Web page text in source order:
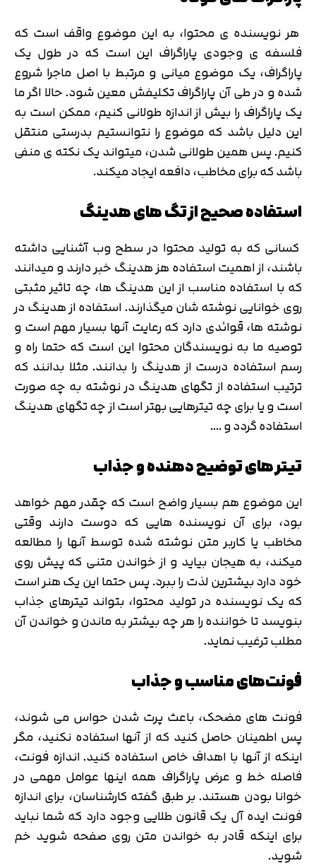
هر نویسنده ی محتوا، به این موضوع واقف است که
فلسفه ی وجودی پاراگراف این است که در طول یک
پاراگراف، یک موضوع میانی و مرتبط با اصل ماجرا شروع
شده و در طی آن پاراگراف تکلیفش معین شود. حالا اگر ما
یک پاراگراف را بیش از اندازه طولانی کنیم، ممکن است به
این دلیل باشد که موضوع را نتوانستیم بدرستی منتقل
کنیم. پس همین طولانی شدن، میتواند یک نکته ی منفی
باشد که برای مخاطب، دافعه ایجاد میکند.
استفاده صحیح از تگ های هدینگ
کسانی که به تولید محتوا در سطح وب آشنایی داشته
باشند، از اهمیت استفاده هز هدینگ خبر دارند و میدانند
که با استفاده مناسب از این هدینگ ها، چه تاثیر مثبتی
روی خوانایی نوشته شان میگذارند. استفاده از هدینگ در
نوشته ها، قوائدی دارد که رعایت آنها بسیار مهم است و
توصیه ما به نویسندگان محتوا این است که حتما راه و
رسم استفاده درست از هدینگ را بدانند. مثلا بدانند که
ترتیب استفاده از تگهای هدینگ در نوشته به چه صورت
است و یا برای چه تیترهایی بهتر است از چه تگهای هدینگ
استفاده گردد و ….
تیتر های توضیح دهنده و جذاب
این موضوع هم بسیار واضح است که چقدر مهم خواهد
بود، برای آن نویسنده هایی که دوست دارند وقتی
مخاطب یا کاربر متن نوشته شده توسط آنها را مطالعه
میکند، به هیجان بیاید و از خواندن متنی که پیش روی
خود دارد بیشترین لذت را ببرد. پس حتما این یک هنر است
که یک نویسنده در تولید محتوا، بتواند تیترهای جذاب
بنویسد تا خواننده را هر چه بیشتر به ماندن و خواندن آن
مطلب ترغیب نماید.
فونت‌های مناسب و جذاب
فونت های مضحک، باعث پرت شدن حواس می شوند،
پس اطمینان حاصل کنید که از آنها استفاده نکنید، مگر
اینکه از آنها با اهداف خاص استفاده کنید. اندازه فونت،
فاصله خط و عرض پاراگراف همه اینها عوامل مهمی در
خوانا بودن هستند. بر طبق گفته کارشناسان، برای اندازه
فونت ایده آل یک قانون طلایی وجود دارد که شما نباید
برای اینکه قادر به خواندن متن روی صفحه شوید خم
شوید.